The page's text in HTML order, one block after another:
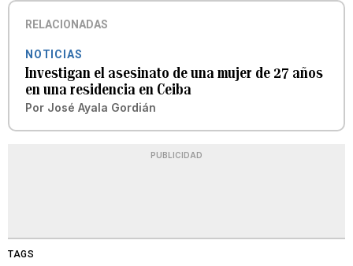
RELACIONADAS
NOTICIAS
Investigan el asesinato de una mujer de 27 años
en una residencia en Ceiba
Por José Ayala Gordián
PUBLICIDAD
TAGS